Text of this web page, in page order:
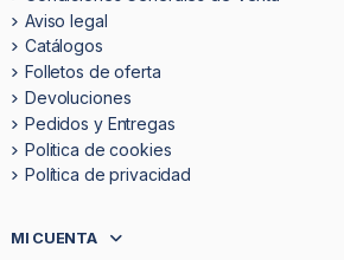
Aviso legal
Catálogos
Folletos de oferta
Devoluciones
Pedidos y Entregas
Politica de cookies
Política de privacidad
MI CUENTA